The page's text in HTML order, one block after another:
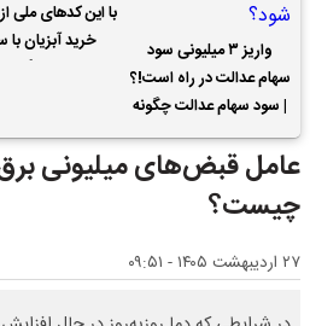
واریز ۳ میلیونی سود
سهام عدالت در راه است!؟
| سود سهام عدالت چگونه
محاسبه می شود؟
با این کدهای ملی
خرید آبزیان با
عامل قبض‌های میلیونی
چیست؟
۲۷ اردیبهشت ۱۴۰۵ - ۰۹:۵۱